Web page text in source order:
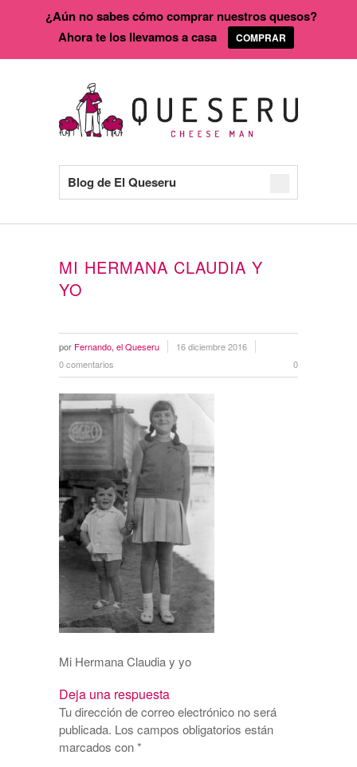
Blog de El Queseru
MI HERMANA CLAUDIA Y
YO
por Fernando, el Queseru
16 diciembre 2016
0 comentarios
0
Mi Hermana Claudia y yo
Deja una respuesta
Tu dirección de correo electrónico no será
publicada. Los campos obligatorios están
marcados con*
¿Aún no sabes cómo comprar nuestros quesos?
Ahora te los llevamos a casa
COMPRAR